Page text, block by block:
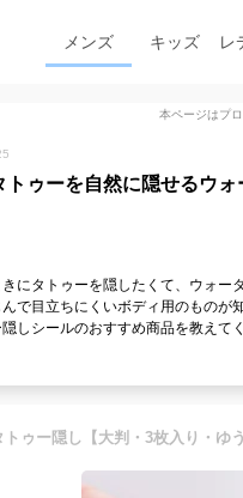
メンズ キッズ レ
本ページはプ
トゥーを自然に隠せるウ
にタトゥーを隠したくて、ウォ
で目立ちにくいボディ用のもの
しシールのおすすめ商品を教えてく